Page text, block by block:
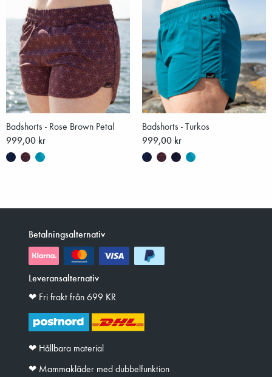
Badshorts - Rose Brown Petal
999,00 kr
Badshorts - Turkos
999,00 kr
Betalningsalternativ
Leveransalternativ
❤︎ Fri frakt från 699 KR
❤︎ Hållbara material
❤︎ Mammakläder med dubbelfunktion